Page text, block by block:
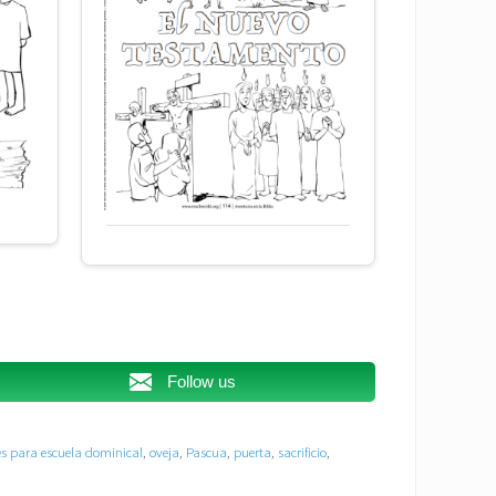
Follow us
para escuela dominical, oveja, Pascua, puerta, sacrificio,